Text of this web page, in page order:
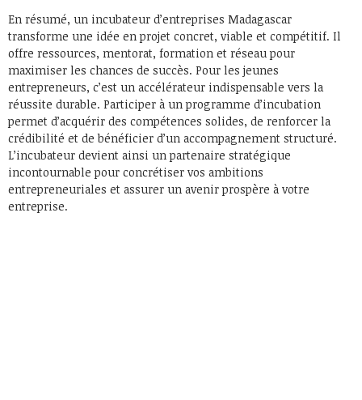
En résumé, un incubateur d’entreprises Madagascar
transforme une idée en projet concret, viable et compétitif. Il
offre ressources, mentorat, formation et réseau pour
maximiser les chances de succès. Pour les jeunes
entrepreneurs, c’est un accélérateur indispensable vers la
réussite durable. Participer à un programme d’incubation
permet d’acquérir des compétences solides, de renforcer la
crédibilité et de bénéficier d’un accompagnement structuré.
L’incubateur devient ainsi un partenaire stratégique
incontournable pour concrétiser vos ambitions
entrepreneuriales et assurer un avenir prospère à votre
entreprise.